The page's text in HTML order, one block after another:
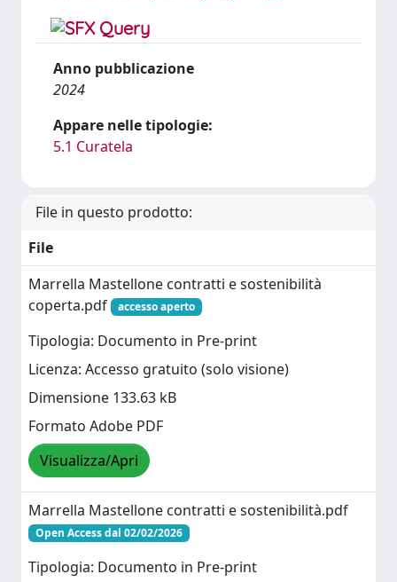
Anno pubblicazione
2024
Appare nelle tipologie:
5.1 Curatela
File in questo prodotto:
File
Marrella Mastellone contratti e sostenibilità
coperta.pdf
accesso aperto
Tipologia: Documento in Pre-print
Licenza: Accesso gratuito (solo visione)
Dimensione 133.63 kB
Formato Adobe PDF
Visualizza/Apri
Marrella Mastellone contratti e sostenibilità.pdf
Open Access dal 02/02/2026
Tipologia: Documento in Pre-print